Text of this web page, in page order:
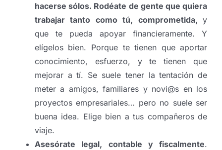
hacerse sólos. Rodéate de gente que quiera
trabajar tanto como tú, comprometida,y
que te pueda apoyar financieramente. Y
elígelos bien. Porque te tienen que aportar
conocimiento, esfuerzo, y te tienen que
mejorar a tí. Se suele tener la tentación de
meter a amigos, familiares y novi@s en los
proyectos empresariales… pero no suele ser
buena idea. Elige bien a tus compañeros de
viaje.
Asesórate legal, contable y fiscalmente.